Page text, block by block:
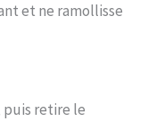
et ne ramollisse
puis retire le